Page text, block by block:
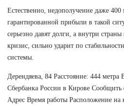
Естественно, недополучение даже 400
гарантированной прибыли в такой
серьезно давят долги, а внутри
кризис, сильно ударит по
системы.
Дерендяева, 84 Расстояние: 444 метра
Сбербанка России в Кирове Сообщить
Адрес Время работы Расположение на